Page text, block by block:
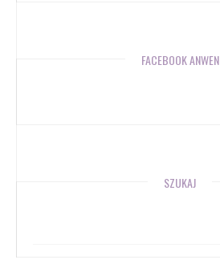
FACEBOOK ANWEN
SZUKAJ